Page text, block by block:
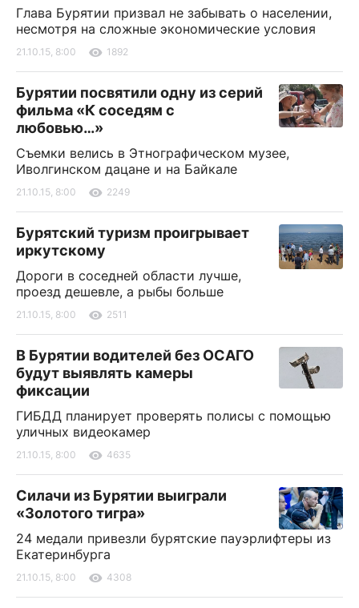
Глава Бурятии призвал не забывать о населении,
несмотря на сложные экономические условия
21.10.15, 8:00 1892
Бурятии посвятили одну из серий
фильма «К соседям с
любовью…»
Съемки велись в Этнографическом музее,
Иволгинском дацане и на Байкале
21.10.15, 8:00 2249
Бурятский туризм проигрывает
иркутскому
Дороги в соседней области лучше,
проезд дешевле, а рыбы больше
21.10.15, 8:00 2511
В Бурятии водителей без ОСАГО
будут выявлять камеры
фиксации
ГИБДД планирует проверять полисы с помощью
уличных видеокамер
21.10.15, 8:00 4635
Силачи из Бурятии выиграли
«Золотого тигра»
24 медали привезли бурятские пауэрлифтеры из
Екатеринбурга
21.10.15, 8:00 4308